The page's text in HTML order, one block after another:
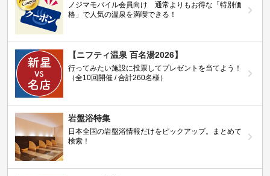
ノジマモバイル会員向け 通常よりもお得な「特別価
格」で人気の温泉を満喫できる！
【ニフティ温泉 百名湯2026】
行ってみたい施設に投票してプレゼントを当てよう！
（全10回開催 / 合計260名様）
岩盤浴特集
日本全国の岩盤浴情報だけをピックアップ。まとめて
検索！